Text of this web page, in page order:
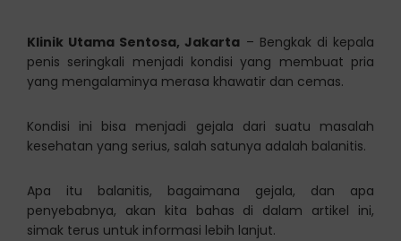
Klinik Utama Sentosa, Jakarta – Bengkak di kepala
penis seringkali menjadi kondisi yang membuat pria
yang mengalaminya merasa khawatir dan cemas.
Kondisi ini bisa menjadi gejala dari suatu masalah
kesehatan yang serius, salah satunya adalah balanitis.
Apa itu balanitis, bagaimana gejala, dan apa
penyebabnya, akan kita bahas di dalam artikel ini,
simak terus untuk informasi lebih lanjut.